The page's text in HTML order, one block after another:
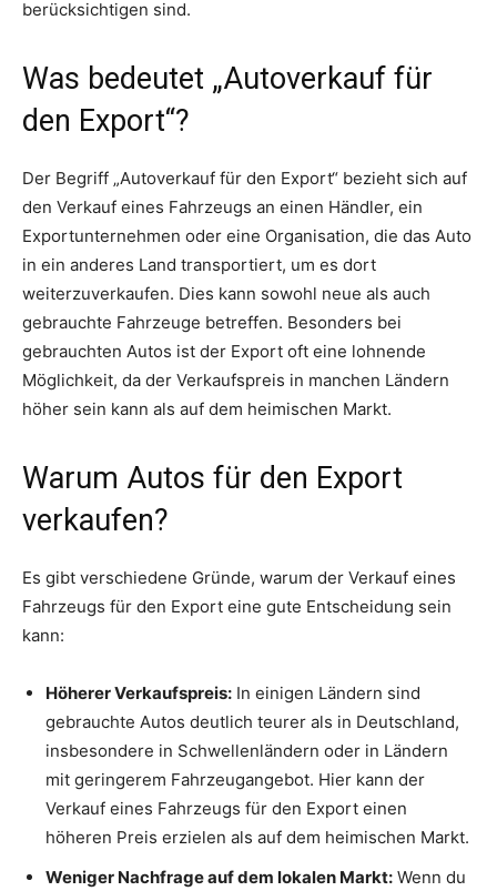
berücksichtigen sind.
Was bedeutet „Autoverkauf für
den Export“?
Der Begriff „Autoverkauf für den Export“ bezieht sich auf
den Verkauf eines Fahrzeugs an einen Händler, ein
Exportunternehmen oder eine Organisation, die das Auto
in ein anderes Land transportiert, um es dort
weiterzuverkaufen. Dies kann sowohl neue als auch
gebrauchte Fahrzeuge betreffen. Besonders bei
gebrauchten Autos ist der Export oft eine lohnende
Möglichkeit, da der Verkaufspreis in manchen Ländern
höher sein kann als auf dem heimischen Markt.
Warum Autos für den Export
verkaufen?
Es gibt verschiedene Gründe, warum der Verkauf eines
Fahrzeugs für den Export eine gute Entscheidung sein
kann:
Höherer Verkaufspreis: In einigen Ländern sind
gebrauchte Autos deutlich teurer als in Deutschland,
insbesondere in Schwellenländern oder in Ländern
mit geringerem Fahrzeugangebot. Hier kann der
Verkauf eines Fahrzeugs für den Export einen
höheren Preis erzielen als auf dem heimischen Markt.
Weniger Nachfrage auf dem lokalen Markt: Wenn du